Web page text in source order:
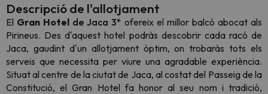
Descripció de l'allotjament
El Gran Hotel de Jaca 3* ofereix el millor balcó abocat als
Pirineus. Des d'aquest hotel podràs descobrir cada racó de
Jaca, gaudint d'un allotjament òptim, on trobaràs tots els
serveis que necessita per viure una agradable experiència.
Situat al centre de la ciutat de Jaca, al costat del Passeig de la
Constitució, el Gran Hotel fa honor al seu nom i tradició,